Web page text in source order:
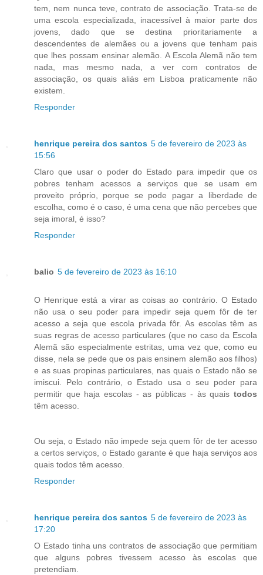
tem, nem nunca teve, contrato de associação. Trata-se de
uma escola especializada, inacessível à maior parte dos
jovens, dado que se destina prioritariamente a
descendentes de alemães ou a jovens que tenham pais
que lhes possam ensinar alemão. A Escola Alemã não tem
nada, mas mesmo nada, a ver com contratos de
associação, os quais aliás em Lisboa praticamente não
existem.
Responder
henrique pereira dos santos 5 de fevereiro de 2023 às
15:56
Claro que usar o poder do Estado para impedir que os
pobres tenham acessos a serviços que se usam em
proveito próprio, porque se pode pagar a liberdade de
escolha, como é o caso, é uma cena que não percebes que
seja imoral, é isso?
Responder
balio 5 de fevereiro de 2023 às 16:10
O Henrique está a virar as coisas ao contrário. O Estado
não usa o seu poder para impedir seja quem fôr de ter
acesso a seja que escola privada fôr. As escolas têm as
suas regras de acesso particulares (que no caso da Escola
Alemã são especialmente estritas, uma vez que, como eu
disse, nela se pede que os pais ensinem alemão aos filhos)
e as suas propinas particulares, nas quais o Estado não se
imiscui. Pelo contrário, o Estado usa o seu poder para
permitir que haja escolas - as públicas - às quais todos
têm acesso.
Ou seja, o Estado não impede seja quem fôr de ter acesso
a certos serviços, o Estado garante é que haja serviços aos
quais todos têm acesso.
Responder
henrique pereira dos santos 5 de fevereiro de 2023 às
17:20
O Estado tinha uns contratos de associação que permitiam
que alguns pobres tivessem acesso às escolas que
pretendiam.